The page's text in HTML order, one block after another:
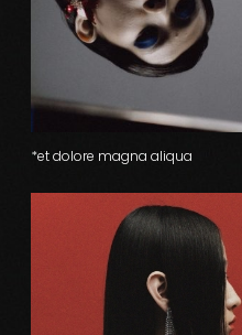
*et dolore magna aliqua